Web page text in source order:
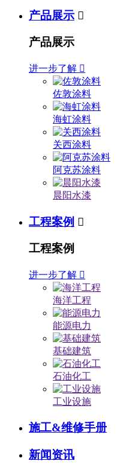
产品展示 
产品展示
进一步了解 
佐敦涂料
海虹涂料
关西涂料
阿克苏涂料
晨阳水漆
工程案例 
工程案例
进一步了解 
海洋工程
能源电力
基础建筑
石油化工
工业设施
施工&维修手册
新闻资讯